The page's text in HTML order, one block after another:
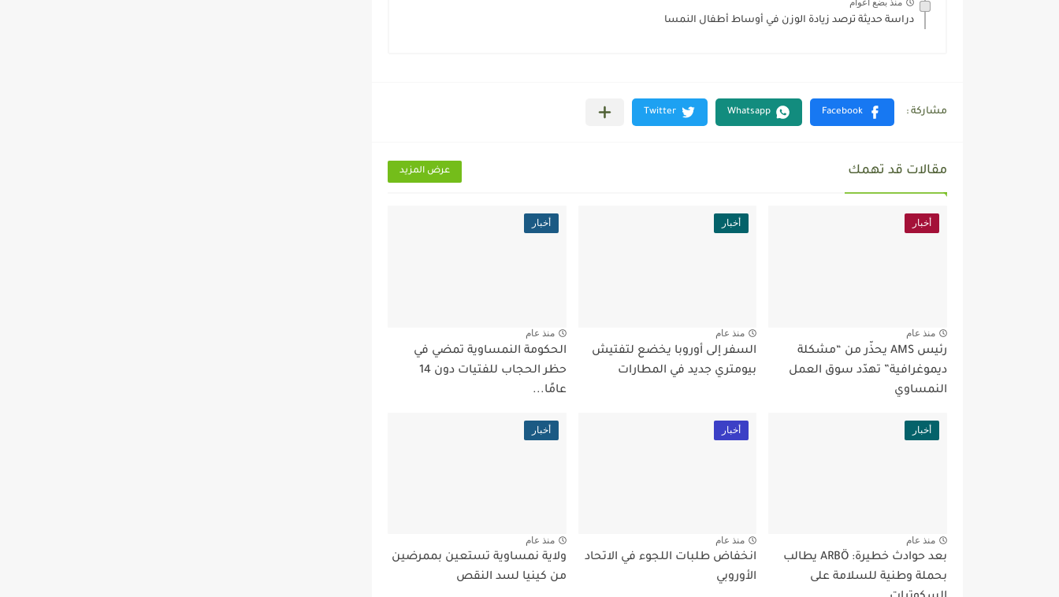
منذ بضع اعوام
دراسة حديثة ترصد زيادة الوزن في أوساط أطفال النمسا
مقالات قد تهمك عرض المزيد
أخبار
منذ عام
رئيس AMS يحذّر من “مشكلة
ديموغرافية” تهدّد سوق العمل
النمساوي
أخبار
منذ عام
السفر إلى أوروبا يخضع لتفتيش
بيومتري جديد في المطارات
أخبار
منذ عام
الحكومة النمساوية تمضي في
حظر الحجاب للفتيات دون 14
عامًا...
أخبار
منذ عام
بعد حوادث خطيرة: ARBÖ يطالب
بحملة وطنية للسلامة على
أخبار
منذ عام
انخفاض طلبات اللجوء في الاتحاد
الأوروبي
أخبار
منذ عام
ولاية نمساوية تستعين بممرضين
من كينيا لسد النقص